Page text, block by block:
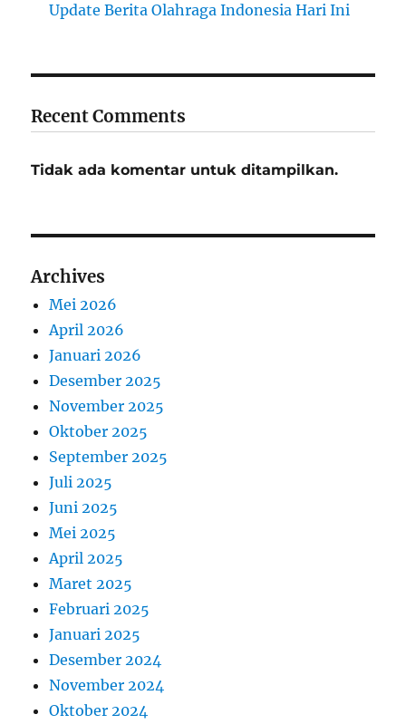
Update Berita Olahraga Indonesia Hari Ini
Recent Comments
Tidak ada komentar untuk ditampilkan.
Archives
Mei 2026
April 2026
Januari 2026
Desember 2025
November 2025
Oktober 2025
September 2025
Juli 2025
Juni 2025
Mei 2025
April 2025
Maret 2025
Februari 2025
Januari 2025
Desember 2024
November 2024
Oktober 2024